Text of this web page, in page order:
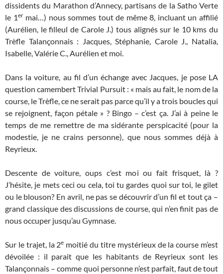
dissidents du Marathon d’Annecy, partisans de la Satho Verte
le 1ermai…) nous sommes tout de même 8, incluant un affilié
(Aurélien, le filleul de Carole J.) tous alignés sur le 10 kms du
Trèfle Talançonnais : Jacques, Stéphanie, Carole J., Natalia,
Isabelle, Valérie C., Aurélien et moi.
Dans la voiture, au fil d’un échange avec Jacques, je pose LA
question camembert Trivial Pursuit : « mais au fait, le nom de la
course, le Trèfle, ce ne serait pas parce qu’il y a trois boucles qui
se rejoignent, façon pétale » ? Bingo – c’est ça. J’ai à peine le
temps de me remettre de ma sidérante perspicacité (pour la
modestie, je ne crains personne), que nous sommes déjà à
Reyrieux.
Descente de voiture, oups c’est moi ou fait frisquet, là ?
J’hésite, je mets ceci ou cela, toi tu gardes quoi sur toi, le gilet
ou le blouson? En avril, ne pas se découvrir d’un fil et tout ça –
grand classique des discussions de course, qui n’en finit pas de
nous occuper jusqu’au Gymnase.
Sur le trajet, la 2e moitié du titre mystérieux de la course m’est
dévoilée : il parait que les habitants de Reyrieux sont les
Talançonnais – comme quoi personne n’est parfait, faut de tout